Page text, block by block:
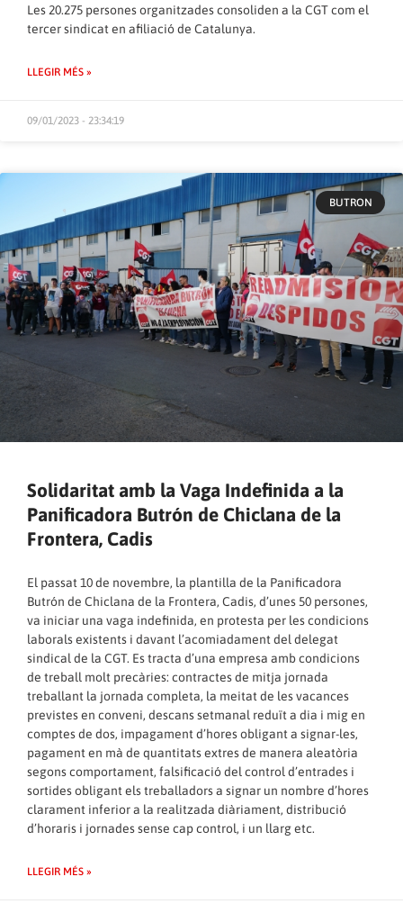
Les 20.275 persones organitzades consoliden a la CGT com el
tercer sindicat en afiliació de Catalunya.
LLEGIR MÉS »
09/01/2023 - 23:34:19
BUTRON
Solidaritat amb la Vaga Indefinida a la
Panificadora Butrón de Chiclana de la
Frontera, Cadis
El passat 10 de novembre, la plantilla de la Panificadora
Butrón de Chiclana de la Frontera, Cadis, d’unes 50 persones,
va iniciar una vaga indefinida, en protesta per les condicions
laborals existents i davant l’acomiadament del delegat
sindical de la CGT. Es tracta d’una empresa amb condicions
de treball molt precàries: contractes de mitja jornada
treballant la jornada completa, la meitat de les vacances
previstes en conveni, descans setmanal reduït a dia i mig en
comptes de dos, impagament d’hores obligant a signar-les,
pagament en mà de quantitats extres de manera aleatòria
segons comportament, falsificació del control d’entrades i
sortides obligant els treballadors a signar un nombre d’hores
clarament inferior a la realitzada diàriament, distribució
d’horaris i jornades sense cap control, i un llarg etc.
LLEGIR MÉS »